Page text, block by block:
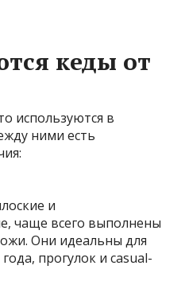
кеды от
используются в
ними есть
и
чаще всего выполнены
Они идеальны для
прогулок и casual-